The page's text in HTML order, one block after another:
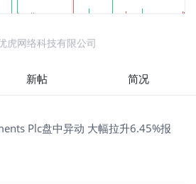
虎网络科技有限公司
新帖 简况
Plc盘中异动 大幅拉升6.45%报